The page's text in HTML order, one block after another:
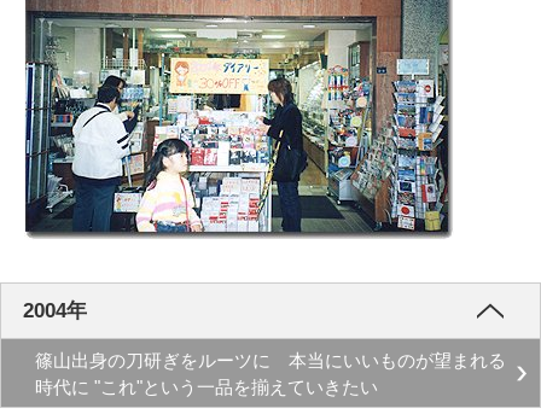
2004年
篠山出身の刀研ぎをルーツに 本当にいいものが望まれる
時代に "これ"という一品を揃えていきたい